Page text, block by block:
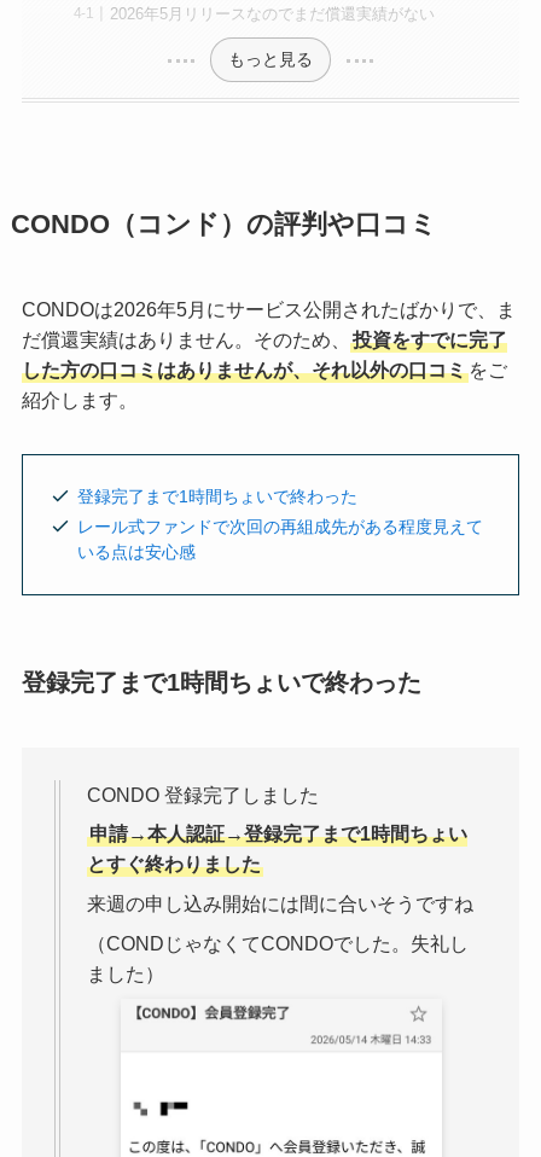
2026年5月リリースなのでまだ償還実績がない
もっと見る
CONDO（コンド）の評判や口コミ
CONDOは2026年5月にサービス公開されたばかりで、ま
だ償還実績はありません。そのため、
投資をすでに完了
した方の口コミはありませんが、それ以外の口コミをご
紹介します。
登録完了まで1時間ちょいで終わった
レール式ファンドで次回の再組成先がある程度見えて
いる点は安心感
登録完了まで1時間ちょいで終わった
CONDO 登録完了しました
申請→本人認証→登録完了まで1時間ちょい
とすぐ終わりました
来週の申し込み開始には間に合いそうですね
（CONDじゃなくてCONDOでした。失礼し
ました）